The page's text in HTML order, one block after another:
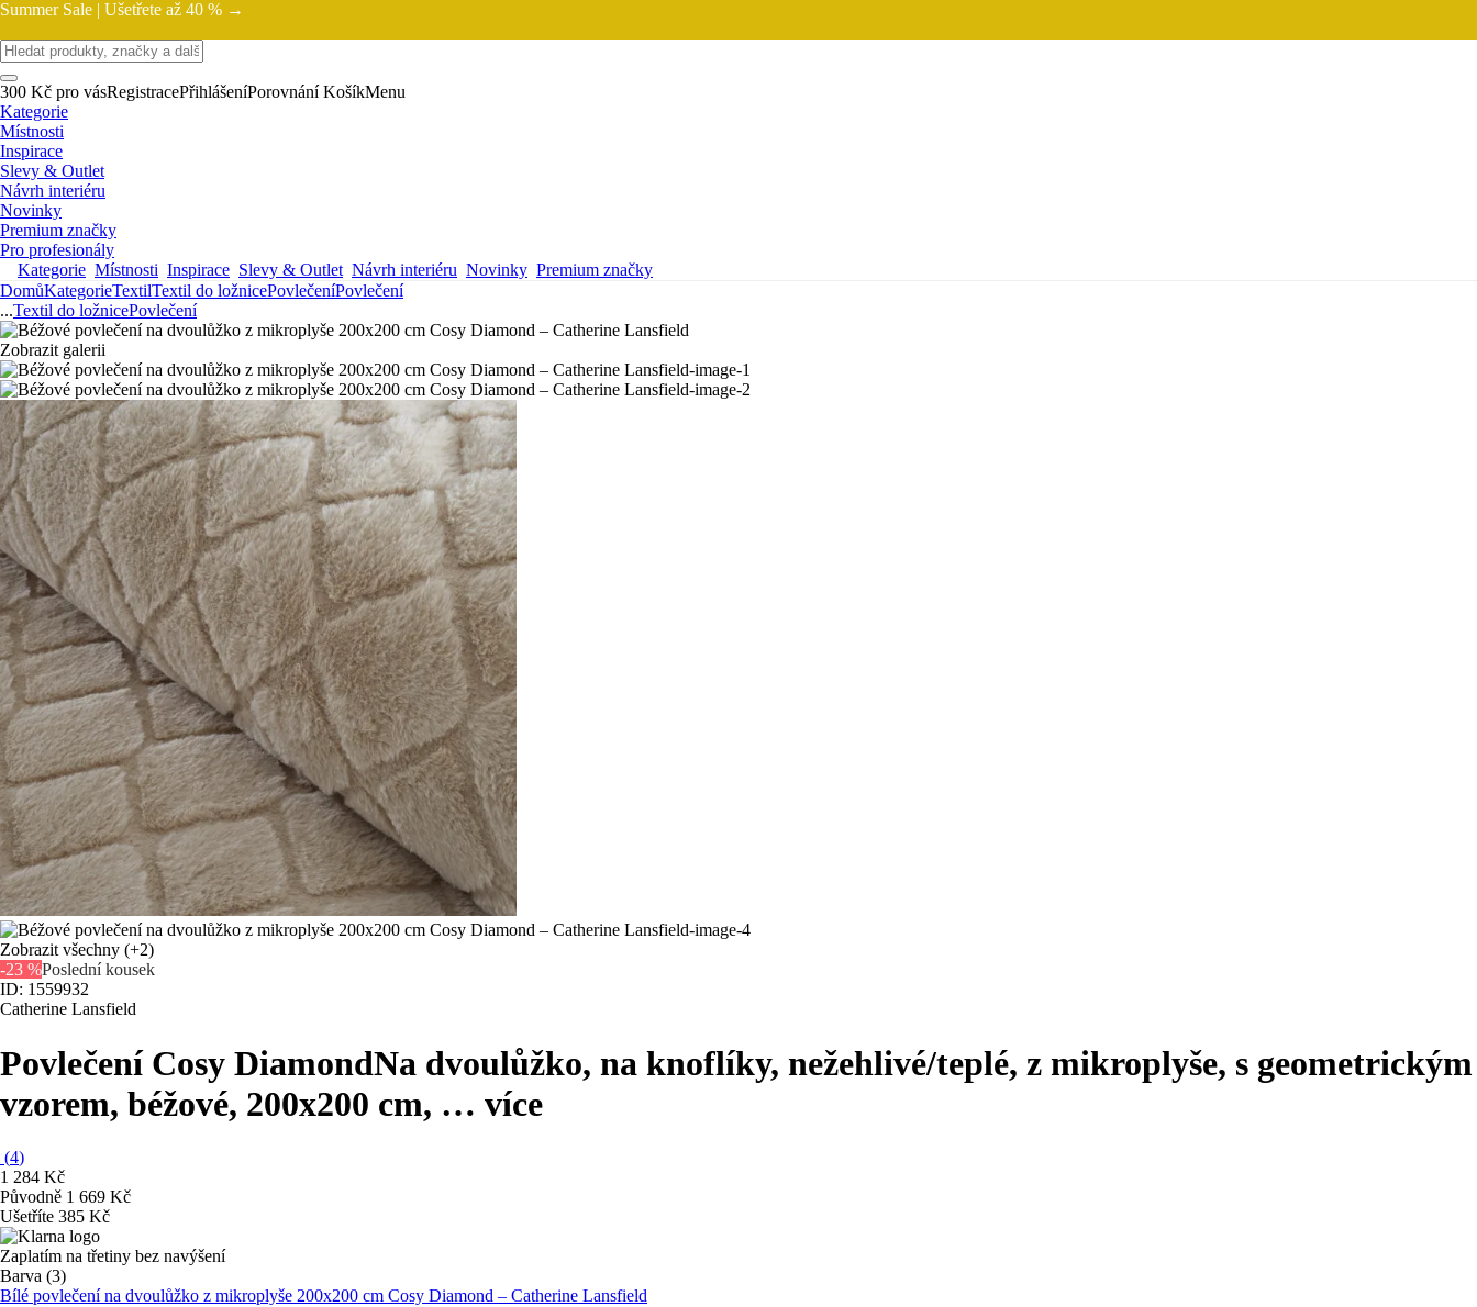
Summer Sale | Ušetřete až 40 % →
300 Kč pro vásRegistracePřihlášeníPorovnání KošíkMenu
Kategorie
Místnosti
Inspirace
Slevy & Outlet
Návrh interiéru
Novinky
Premium značky
Pro profesionály
Kategorie Místnosti Inspirace Slevy & Outlet Návrh interiéru Novinky Premium značky
DomůKategorieTextilTextil do ložnicePovlečeníPovlečení
...Textil do ložnicePovlečení
Zobrazit galerii
Zobrazit všechny (+2)
-23 %Poslední kousek
ID: 1559932
Catherine Lansfield
Povlečení Cosy DiamondNa dvoulůžko, na knoflíky, nežehlivé/teplé, z mikroplyše, s geometrickým
vzorem, béžové, 200x200 cm, … více
(4)
1 284 Kč
Původně 1 669 Kč
Ušetříte 385 Kč
Zaplatím na třetiny bez navýšení
Barva (3)
Bílé povlečení na dvoulůžko z mikroplyše 200x200 cm Cosy Diamond – Catherine Lansfield